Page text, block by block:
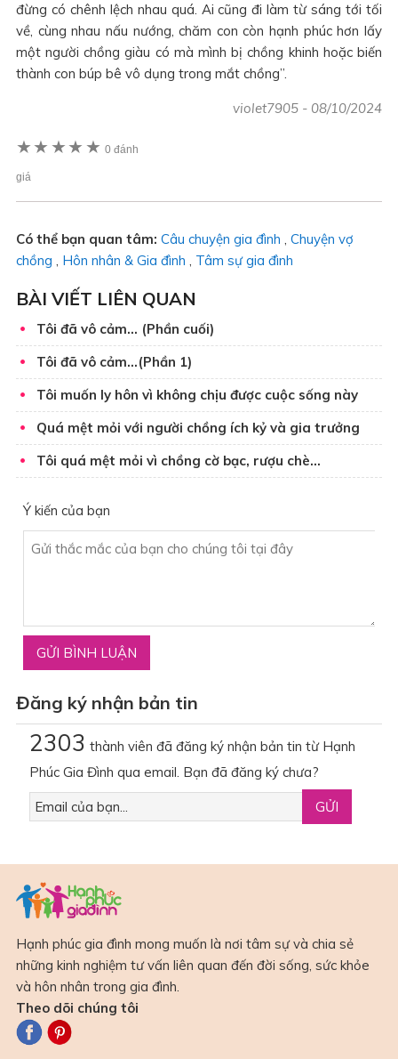
đừng có chênh lệch nhau quá. Ai cũng đi làm từ sáng tới tối
về, cùng nhau nấu nướng, chăm con còn hạnh phúc hơn lấy
một người chồng giàu có mà mình bị chồng khinh hoặc biến
thành con búp bê vô dụng trong mắt chồng”.
violet7905 - 08/10/2024
★ ★ ★ ★ ★ 0 đánh
giá
Có thể bạn quan tâm: Câu chuyện gia đình , Chuyện vợ
chồng , Hôn nhân & Gia đình , Tâm sự gia đình
BÀI VIẾT LIÊN QUAN
Tôi đã vô cảm… (Phần cuối)
Tôi đã vô cảm…(Phần 1)
Tôi muốn ly hôn vì không chịu được cuộc sống này
Quá mệt mỏi với người chồng ích kỷ và gia trưởng
Tôi quá mệt mỏi vì chồng cờ bạc, rượu chè…
Ý kiến của bạn
Đăng ký nhận bản tin
2303 thành viên đã đăng ký nhận bản tin từ Hạnh
Phúc Gia Đình qua email. Bạn đã đăng ký chưa?
Hạnh phúc gia đình mong muốn là nơi tâm sự và chia sẻ
những kinh nghiệm tư vấn liên quan đến đời sống, sức khỏe
và hôn nhân trong gia đình.
Theo dõi chúng tôi